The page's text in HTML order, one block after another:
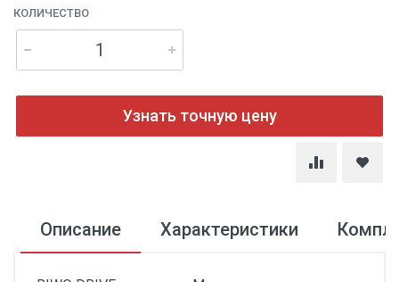
КОЛИЧЕСТВО
Узнать точную цену
Описание Характеристики